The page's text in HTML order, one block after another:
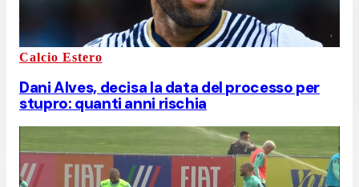
Calcio Estero
Dani Alves, decisa la data del processo per
stupro: quanti anni rischia